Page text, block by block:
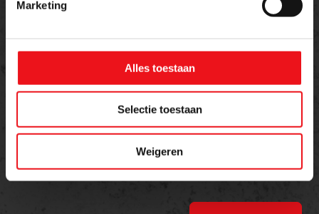
Marketing
Alles toestaan
Selectie toestaan
Weigeren
Bericht